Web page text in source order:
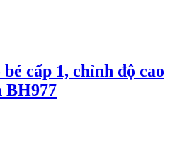
cấp 1, chỉnh độ cao
BH977